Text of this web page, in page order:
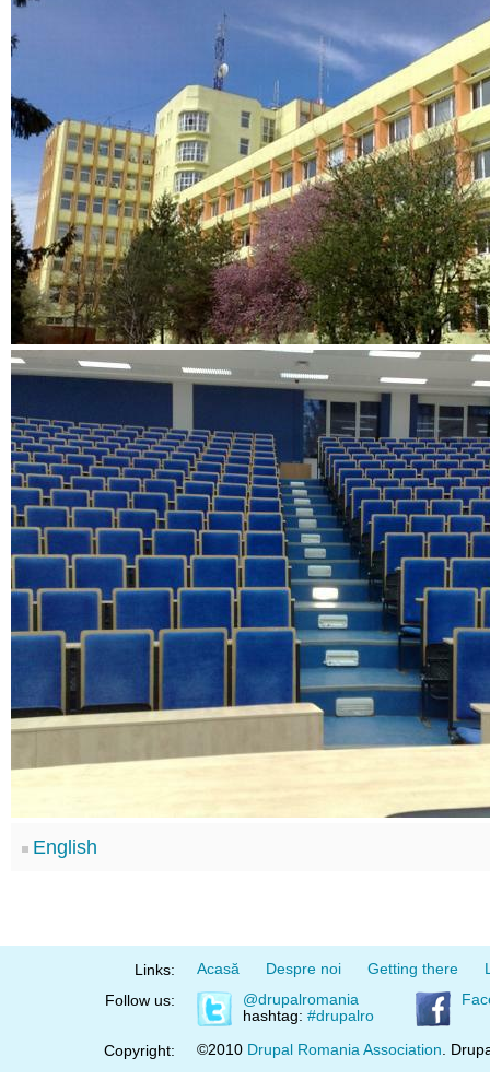
English
Links: Acasă Despre noi Getting there
Follow us:
@drupalromania
hashtag: #drupalro
Copyright: ©2010 Drupal Romania Association .